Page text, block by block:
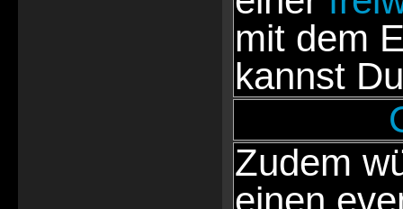
mit dem
kannst
Zudem
einen